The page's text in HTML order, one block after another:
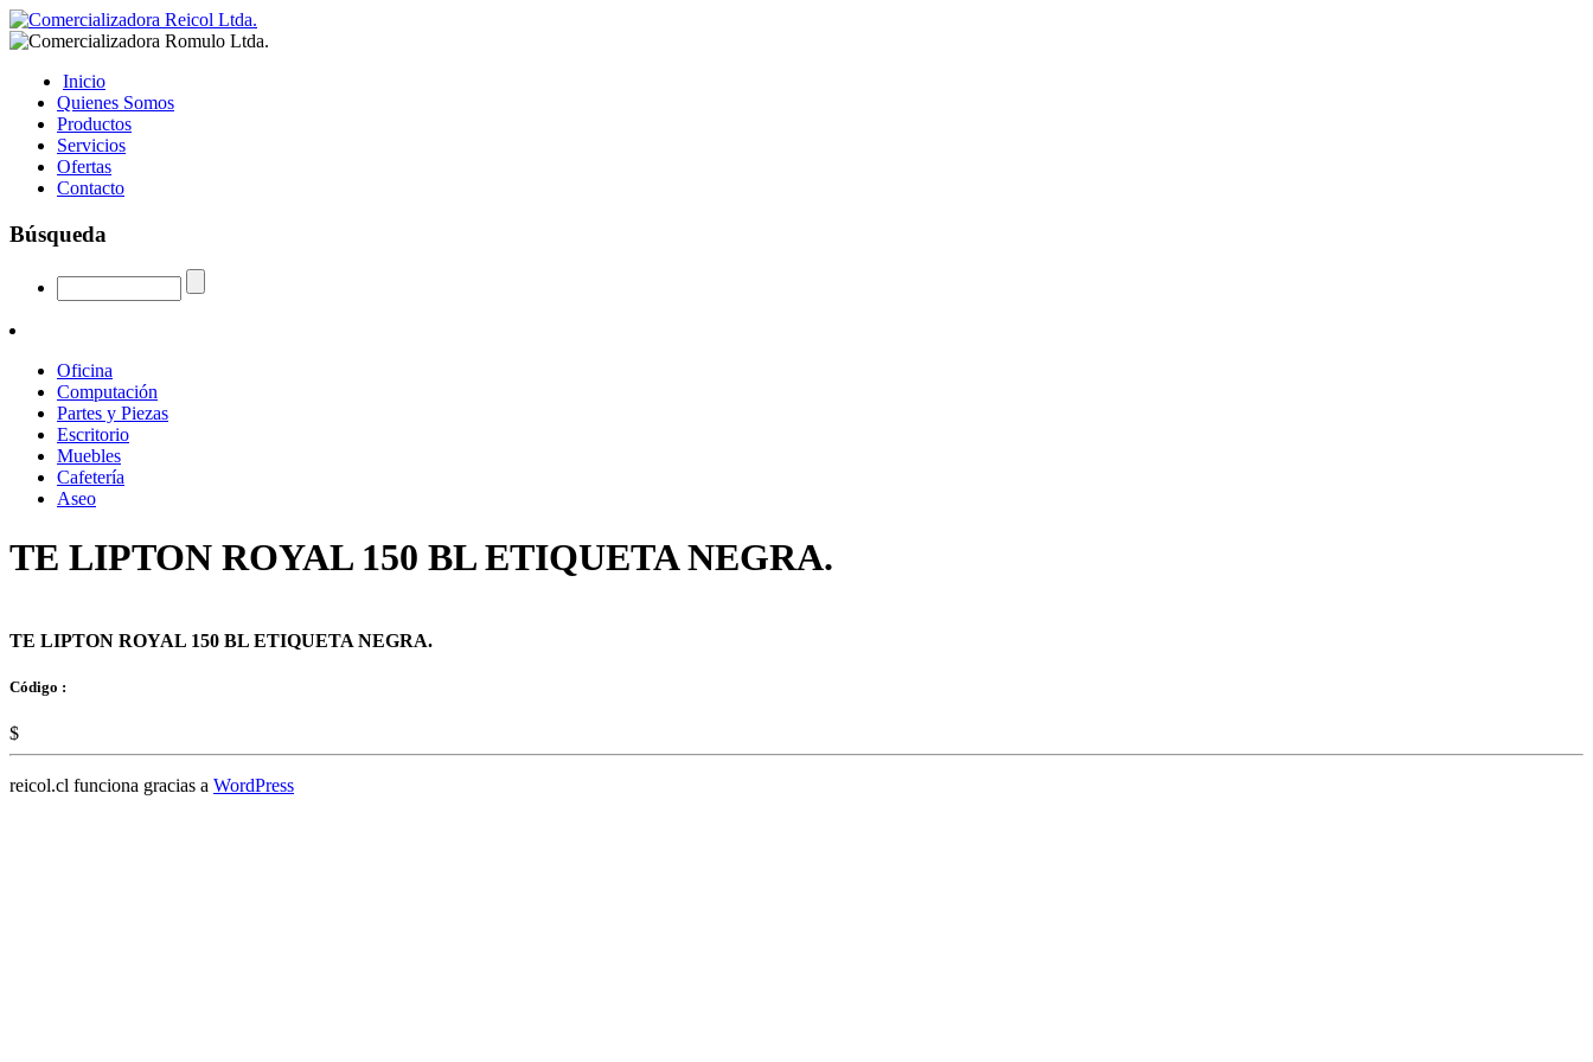
Inicio
Quienes Somos
Productos
Servicios
Ofertas
Contacto
Búsqueda
Oficina
Computación
Partes y Piezas
Escritorio
Muebles
Cafetería
Aseo
TE LIPTON ROYAL 150 BL ETIQUETA NEGRA.
TE LIPTON ROYAL 150 BL ETIQUETA NEGRA.
Código :
$
reicol.cl funciona gracias a WordPress